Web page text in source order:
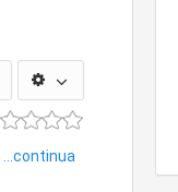
...continua